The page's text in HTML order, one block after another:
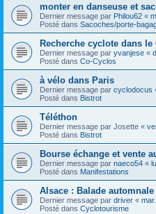
monter en danseuse et
Dernier message par Philou62 «
Posté dans Sacoches/porte-
Recherche cyclote dans le
Dernier message par yvanjese «
Posté dans Co-Cyclos
à vélo dans Paris
Dernier message par cyclodocus
Posté dans Bistrot
Téléthon
Dernier message par Josette «
Posté dans Bistrot
Bourse échange et vente
Dernier message par naeco54 «
Posté dans Manifestations
Alsace : Balade
Dernier message par driver «
Posté dans Cyclotourisme